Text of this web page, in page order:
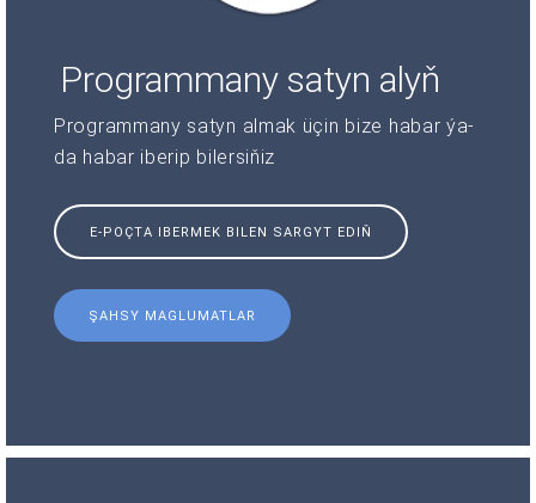
Programmany satyn alyň
Programmany satyn almak üçin bize habar ýa-
da habar iberip bilersiňiz
E-POÇTA IBERMEK BILEN SARGYT EDIŇ
ŞAHSY MAGLUMATLAR